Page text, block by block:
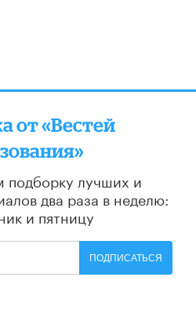
от «Вестей
подборку лучших и
два раза в неделю:
и пятницу
ПОДПИСАТЬСЯ